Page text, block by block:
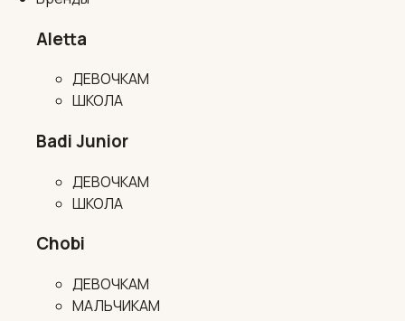
Aletta
ДЕВОЧКАМ
ШКОЛА
Badi Junior
ДЕВОЧКАМ
ШКОЛА
Chobi
ДЕВОЧКАМ
МАЛЬЧИКАМ